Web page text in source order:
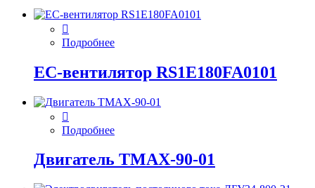
Подробнее
EC-вентилятор RS1E180FA0101
Подробнее
Двигатель ТМАХ-90-01